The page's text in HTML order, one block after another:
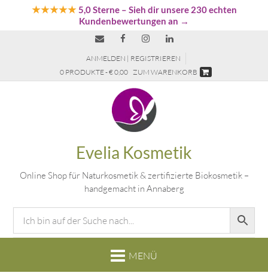
★★★★★5,0 Sterne– Sieh dir unsere 230 echten
Kundenbewertungen an →
ANMELDEN | REGISTRIEREN
0 PRODUKTE - € 0,00 ZUM WARENKORB
Evelia Kosmetik
Online Shop für Naturkosmetik & zertifizierte Biokosmetik –
handgemacht in Annaberg